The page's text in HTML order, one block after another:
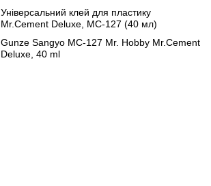
Універсальний клей для пластику
Mr.Cement Deluxe, MC-127 (40 мл)
Gunze Sangyo MC-127 Mr. Hobby Mr.Cement
Deluxe, 40 ml